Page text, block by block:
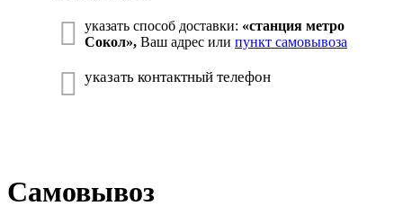
указать способ доставки: «станция метро
Сокол», Ваш адрес или пункт самовывоза
указать контактный телефон
Самовывоз